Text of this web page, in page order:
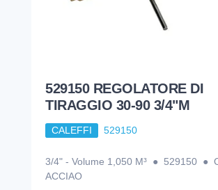
529150 REGOLATORE DI
TIRAGGIO 30-90 3/4"M
CALEFFI 529150
3/4" - Volume 1,050 M³ ● 529150 ●
ACCIAO